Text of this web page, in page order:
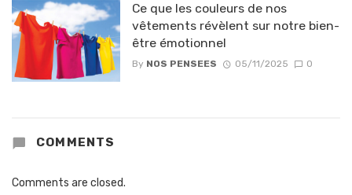
Ce que les couleurs de nos
vêtements révèlent sur notre bien-
être émotionnel
By NOS PENSEES 05/11/2025 0
COMMENTS
Comments are closed.